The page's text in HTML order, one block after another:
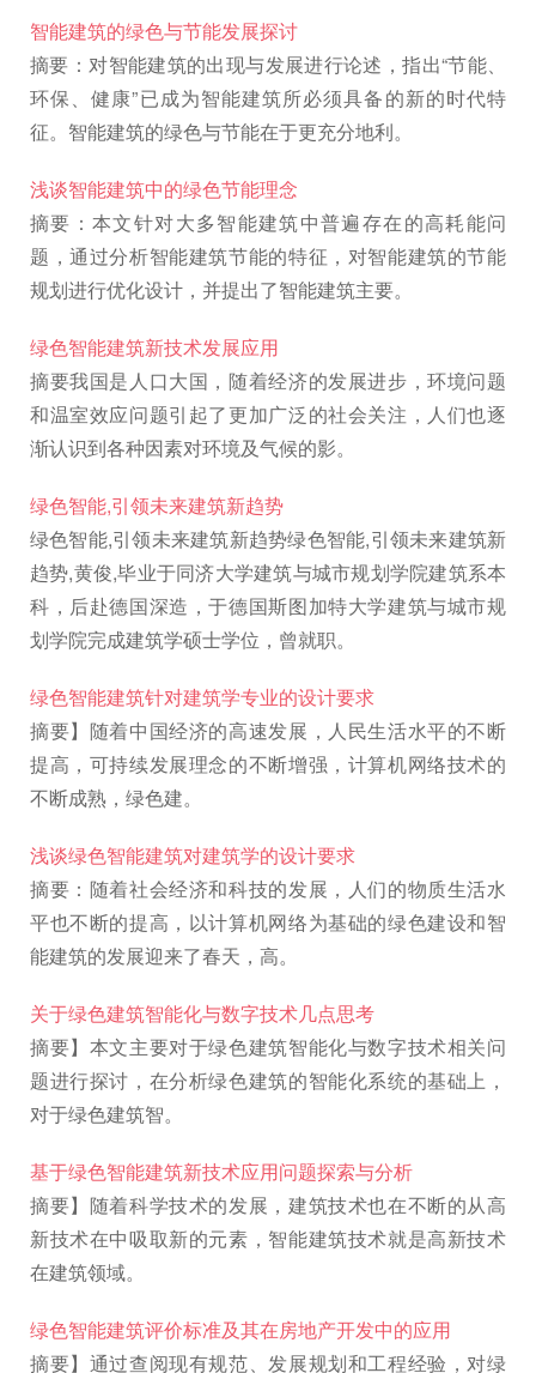
智能建筑的绿色与节能发展探讨
摘要：对智能建筑的出现与发展进行论述，指出“节能、
环保、健康”已成为智能建筑所必须具备的新的时代特
征。智能建筑的绿色与节能在于更充分地利。
浅谈智能建筑中的绿色节能理念
摘要：本文针对大多智能建筑中普遍存在的高耗能问
题，通过分析智能建筑节能的特征，对智能建筑的节能
规划进行优化设计，并提出了智能建筑主要。
绿色智能建筑新技术发展应用
摘要我国是人口大国，随着经济的发展进步，环境问题
和温室效应问题引起了更加广泛的社会关注，人们也逐
渐认识到各种因素对环境及气候的影。
绿色智能,引领未来建筑新趋势
绿色智能,引领未来建筑新趋势绿色智能,引领未来建筑新
趋势,黄俊,毕业于同济大学建筑与城市规划学院建筑系本
科，后赴德国深造，于德国斯图加特大学建筑与城市规
划学院完成建筑学硕士学位，曾就职。
绿色智能建筑针对建筑学专业的设计要求
摘要】随着中国经济的高速发展，人民生活水平的不断
提高，可持续发展理念的不断增强，计算机网络技术的
不断成熟，绿色建。
浅谈绿色智能建筑对建筑学的设计要求
摘要：随着社会经济和科技的发展，人们的物质生活水
平也不断的提高，以计算机网络为基础的绿色建设和智
能建筑的发展迎来了春天，高。
关于绿色建筑智能化与数字技术几点思考
摘要】本文主要对于绿色建筑智能化与数字技术相关问
题进行探讨，在分析绿色建筑的智能化系统的基础上，
对于绿色建筑智。
基于绿色智能建筑新技术应用问题探索与分析
摘要】随着科学技术的发展，建筑技术也在不断的从高
新技术在中吸取新的元素，智能建筑技术就是高新技术
在建筑领域。
绿色智能建筑评价标准及其在房地产开发中的应用
摘要】通过查阅现有规范、发展规划和工程经验，对绿